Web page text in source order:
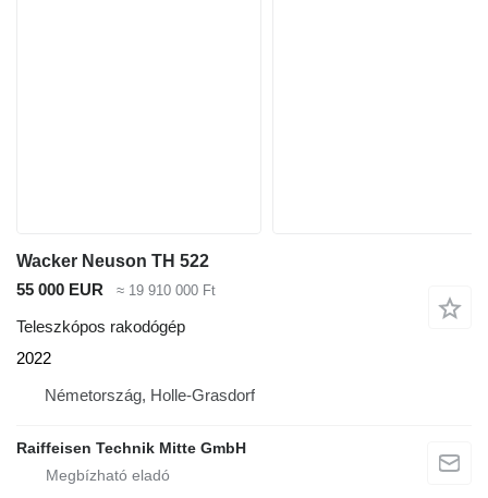
Wacker Neuson TH 522
55 000 EUR
≈ 19 910 000 Ft
Teleszkópos rakodógép
2022
Németország, Holle-Grasdorf
Raiffeisen Technik Mitte GmbH